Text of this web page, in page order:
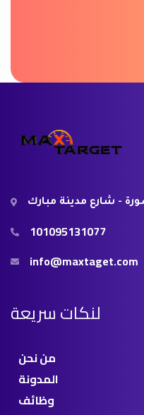
- شارع مدينة مبارك
101095131077
info@maxtaget.com
لنكات سريعة
من نحن
المدونة
وظائف